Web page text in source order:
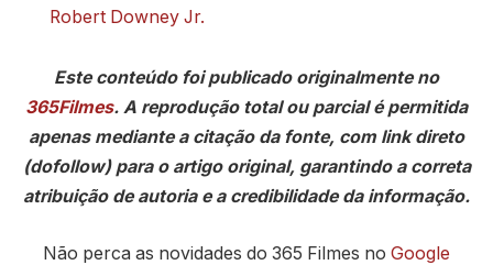
Robert Downey Jr.
Este conteúdo foi publicado originalmente no
365Filmes. A reprodução total ou parcial é permitida
apenas mediante a citação da fonte, com link direto
(dofollow) para o artigo original, garantindo a correta
atribuição de autoria e a credibilidade da informação.
Não perca as novidades do 365 Filmes no Google